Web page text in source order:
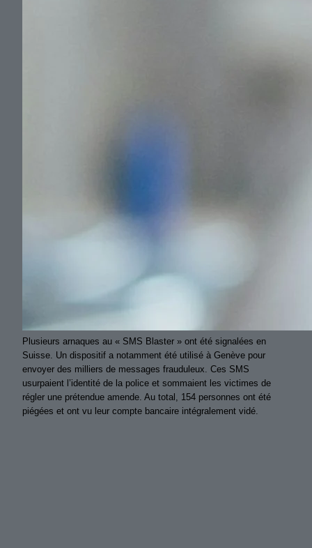
Plusieurs arnaques au « SMS Blaster » ont été signalées en
Suisse. Un dispositif a notamment été utilisé à Genève pour
envoyer des milliers de messages frauduleux. Ces SMS
usurpaient l’identité de la police et sommaient les victimes de
régler une prétendue amende. Au total, 154 personnes ont été
piégées et ont vu leur compte bancaire intégralement vidé.